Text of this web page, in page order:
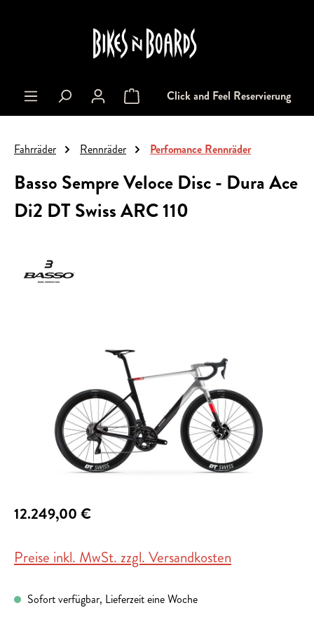
Warenkorb enthält 0 Positionen. Der
Click and Feel Reservierung
Fahrräder Rennräder Perfomance Rennräder
Basso Sempre Veloce Disc - Dura Ace
Di2 DT Swiss ARC 110
12.249,00 €
Preise inkl. MwSt. zzgl. Versandkosten
Sofort verfügbar, Lieferzeit eine Woche